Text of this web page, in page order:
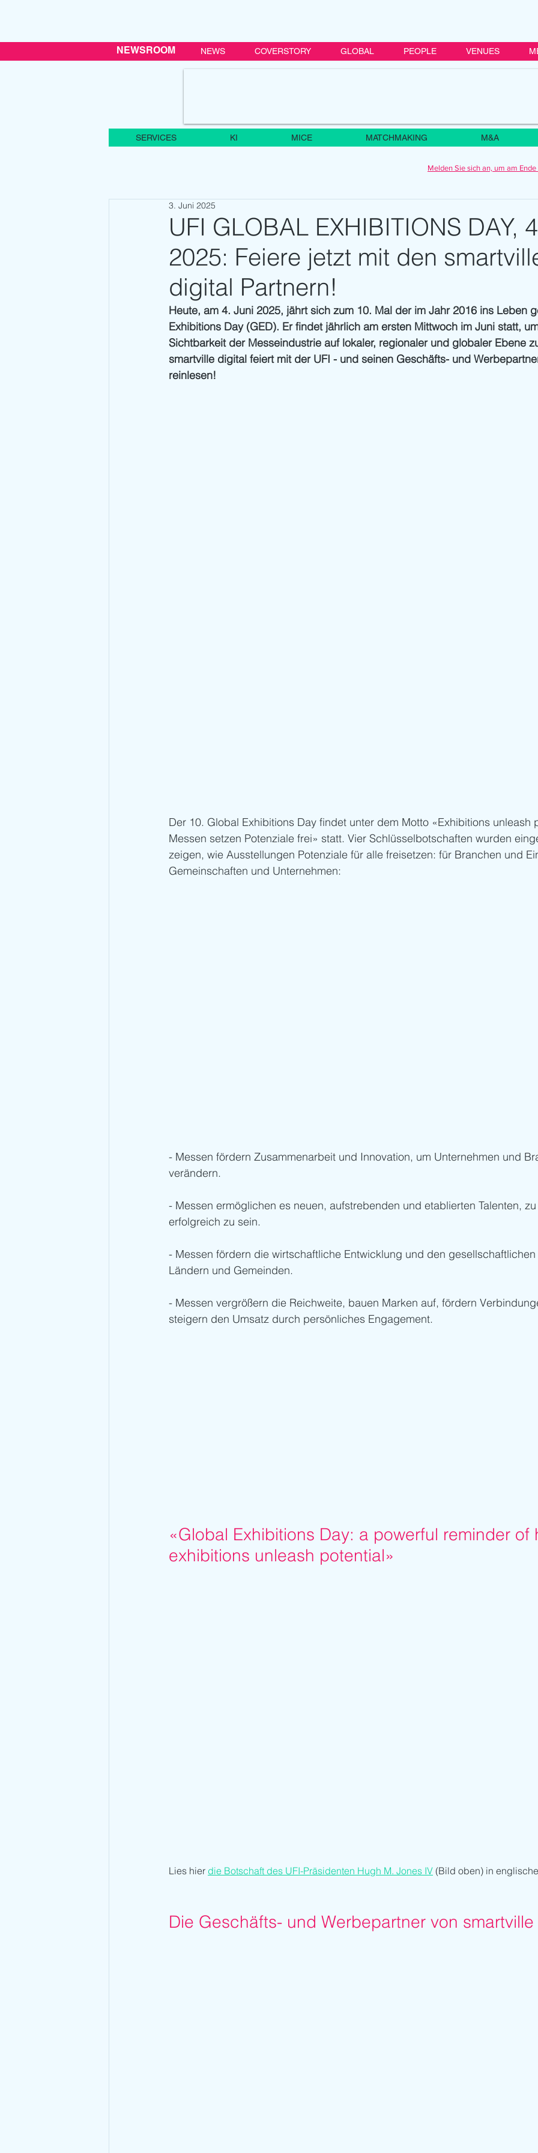
NEWS COVERSTORY GLOBAL PEOPLE VENUES
NEWSROOM
SERVICES KI MICE MATCHMAKING M&A
Melden Sie sich an, um am
UFI GLOBAL EXHIBITIONS DAY,
2025: Feiere jetzt mit den
digital Partnern!
3. Juni 2025
Heute, am 4. Juni 2025, jährt sich zum 10. Mal der im Jahr 2016 ins Leben
Exhibitions Day (GED). Er findet jährlich am ersten Mittwoch im Juni statt,
Sichtbarkeit der Messeindustrie auf lokaler, regionaler und globaler Ebene
smartville digital feiert mit der UFI - und seinen Geschäfts- und
reinlesen!
Der 10. Global Exhibitions Day findet unter dem Motto «Exhibitions unleash
Messen setzen Potenziale frei» statt. Vier Schlüsselbotschaften wurden
zeigen, wie Ausstellungen Potenziale für alle freisetzen: für Branchen und
Gemeinschaften und Unternehmen:
- Messen fördern Zusammenarbeit und Innovation, um Unternehmen und
verändern.
- Messen ermöglichen es neuen, aufstrebenden und etablierten Talenten,
erfolgreich zu sein.
- Messen fördern die wirtschaftliche Entwicklung und den
Ländern und Gemeinden.
- Messen vergrößern die Reichweite, bauen Marken auf, fördern
steigern den Umsatz durch persönliches Engagement.
«Global Exhibitions Day: a powerful reminder
exhibitions unleash potential»
Lies hier die Botschaft des UFI-Präsidenten Hugh M. Jones IV (Bild oben) in
Die Geschäfts- und Werbepartner von